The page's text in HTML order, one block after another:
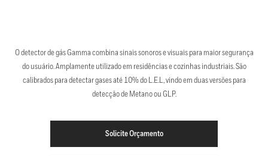
O detector de gás Gamma combina sinais sonoros e visuais para maior segurança
do usuário. Amplamente utilizado em residências e cozinhas industriais. São
calibrados para detectar gases até 10% do L.E.L, vindo em duas versões para
detecção de Metano ou GLP.
Solicite Orçamento